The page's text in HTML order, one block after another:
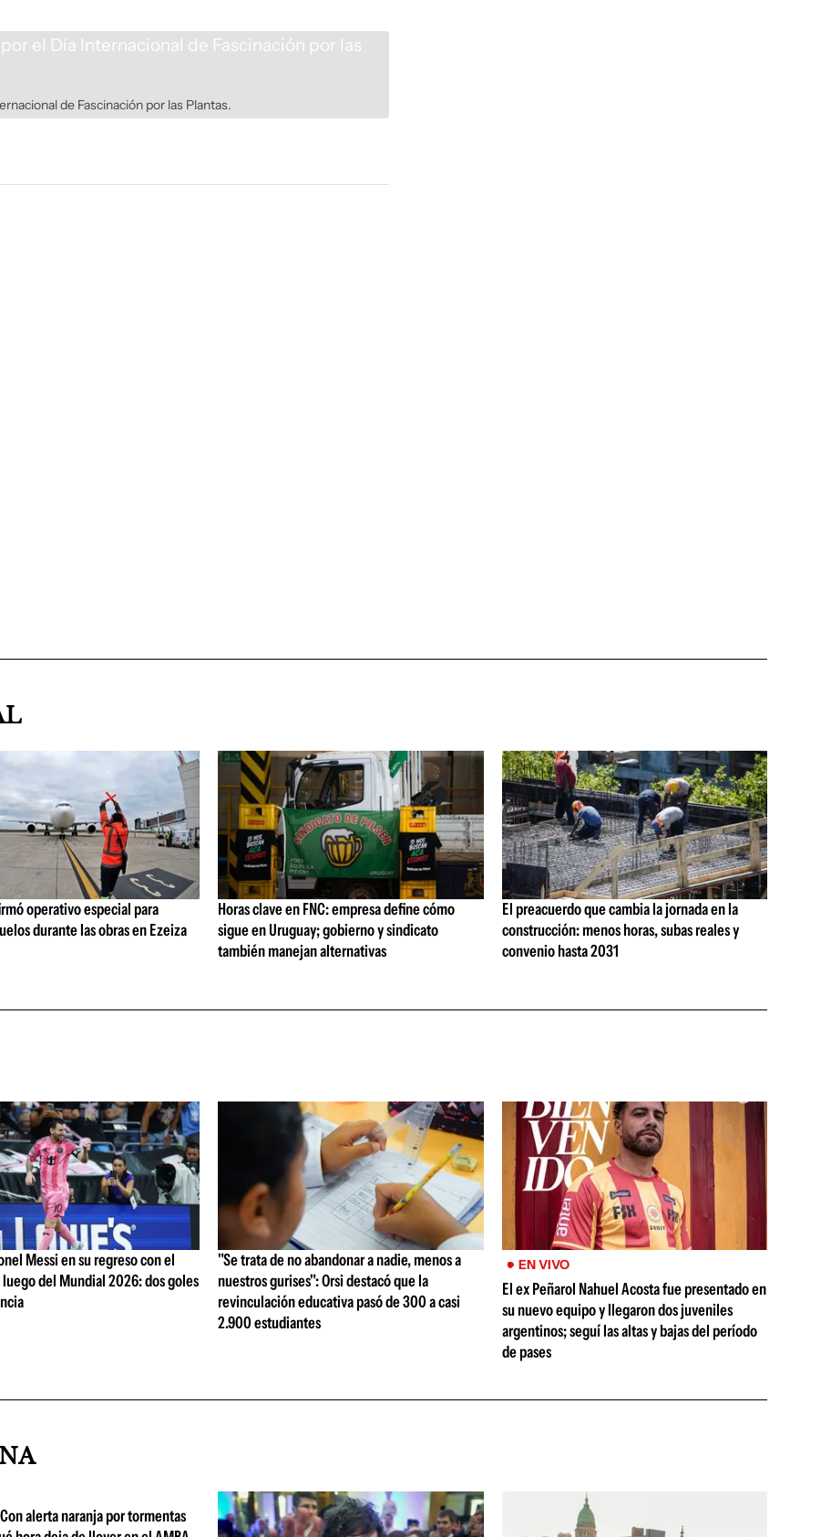
de Fascinación por las Plantas.
operativo especial para
durante las obras en Ezeiza
Horas clave en FNC: empresa define cómo
sigue en Uruguay; gobierno y sindicato
también manejan alternativas
El preacuerdo que cambia la jornada en la
construcción: menos horas, subas reales y
convenio hasta 2031
Messi en su regreso con el
del Mundial 2026: dos goles
"Se trata de no abandonar a nadie, menos a
nuestros gurises": Orsi destacó que la
revinculación educativa pasó de 300 a casi
2.900 estudiantes
EN VIVO
El ex Peñarol Nahuel Acosta fue presentado en
su nuevo equipo y llegaron dos juveniles
argentinos; seguí las altas y bajas del período
de pases
alerta naranja por tormentas